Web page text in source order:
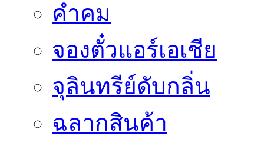
คำคม
จองตั๋วแอร์เอเชีย
จุลินทรีย์ดับกลิ่น
ฉลากสินค้า